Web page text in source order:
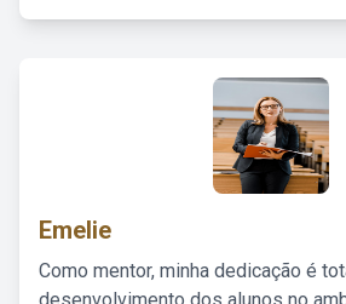
Emelie
Como mentor, minha dedicação é